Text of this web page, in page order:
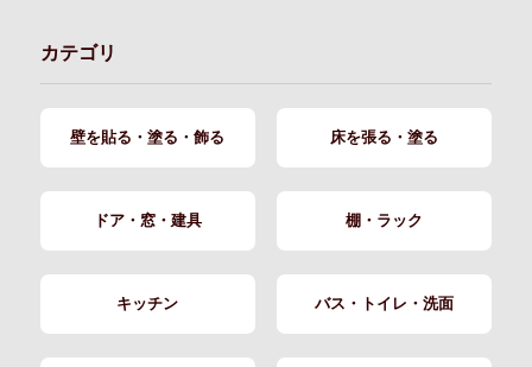
カテゴリ
壁を貼る・塗る・飾る 床を張る・塗る
ドア・窓・建具 棚・ラック
キッチン バス・トイレ・洗面